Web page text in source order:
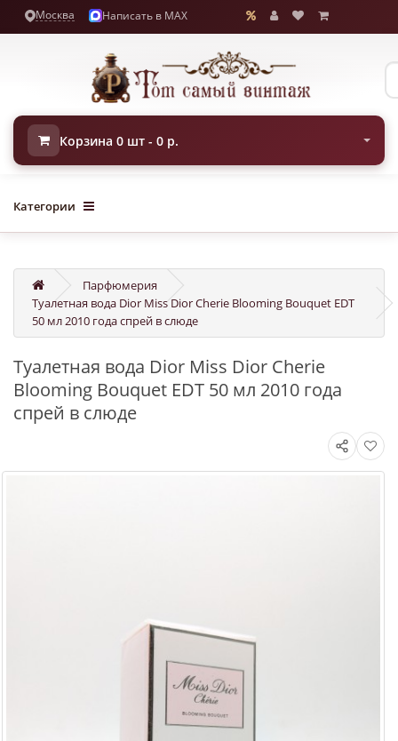
Москва Написать в MAX
Корзина 0 шт - 0 р.
Категории
Парфюмерия
Туалетная вода Dior Miss Dior Cherie Blooming Bouquet EDT
50 мл 2010 года спрей в слюде
Туалетная вода Dior Miss Dior Cherie
Blooming Bouquet EDT 50 мл 2010 года
спрей в слюде